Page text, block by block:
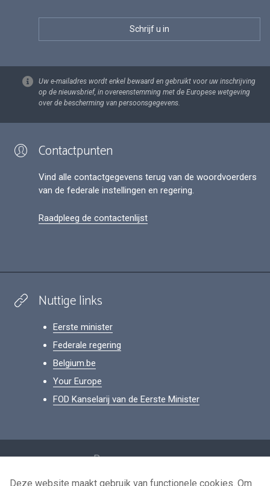
Uw e-mailadres wordt enkel bewaard en gebruikt voor uw inschrijving
op de nieuwsbrief, in overeenstemming met de Europese wetgeving
over de bescherming van persoonsgegevens.
Contactpunten
Vind alle contactgegevens terug van de woordvoerders
van de federale instellingen en regering.
Raadpleeg de contactenlijst
Nuttige links
Eerste minister
Federale regering
Belgium.be
Your Europe
FOD Kanselarij van de Eerste Minister
Persoonsgegevens
Voorwaarden voor het hergebruik
Deze website maakt gebruik van functionele cookies. Om